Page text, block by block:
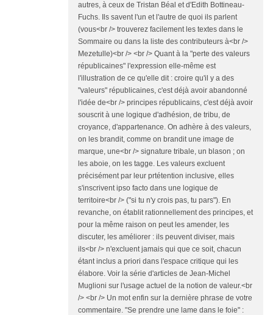
autres, à ceux de Tristan Béal et d'Edith Bottineau-
Fuchs. Ils savent l'un et l'autre de quoi ils parlent
(vous<br /> trouverez facilement les textes dans le
Sommaire ou dans la liste des contributeurs à<br />
Mezetulle)<br /> <br /> Quant à la "perte des valeurs
républicaines" l'expression elle-même est
l'illustration de ce qu'elle dit : croire qu'il y a des
"valeurs" républicaines, c'est déjà avoir abandonné
l'idée de<br /> principes républicains, c'est déjà avoir
souscrit à une logique d'adhésion, de tribu, de
croyance, d'appartenance. On adhère à des valeurs,
on les brandit, comme on brandit une image de
marque, une<br /> signature tribale, un blason ; on
les aboie, on les tagge. Les valeurs excluent
précisément par leur prtétention inclusive, elles
s'inscrivent ipso facto dans une logique de
territoire<br /> ("si tu n'y crois pas, tu pars"). En
revanche, on établit rationnellement des principes, et
pour la même raison on peut les amender, les
discuter, les améliorer : ils peuvent diviser, mais
ils<br /> n'excluent jamais qui que ce soit, chacun
étant inclus a priori dans l'espace critique qui les
élabore. Voir la série d'articles de Jean-Michel
Muglioni sur l'usage actuel de la notion de valeur.<br
/> <br /> Un mot enfin sur la dernière phrase de votre
commentaire. "Se prendre une lame dans le foie" :